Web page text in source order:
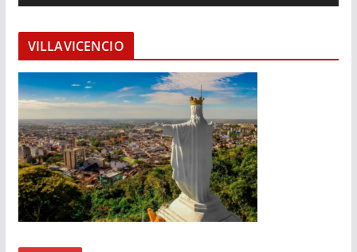
e
o
d
u
c
t
o
r
d
e
VILLAVICENCIO